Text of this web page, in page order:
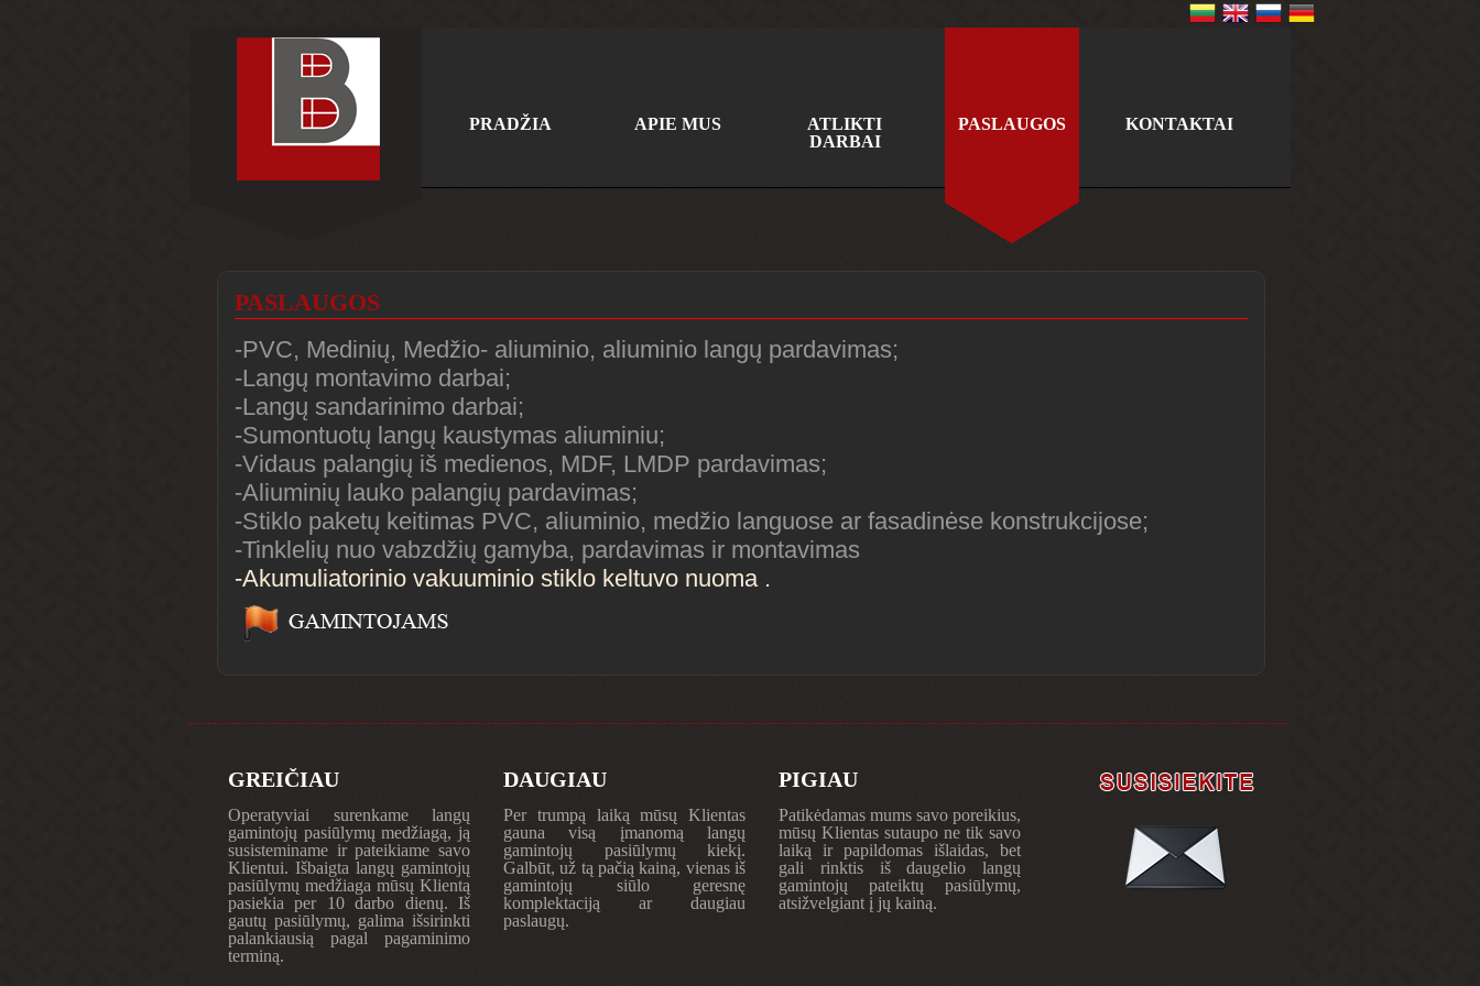
PRADŽIA APIE MUS
ATLIKTI
DARBAI
PASLAUGOS KONTAKTAI
PASLAUGOS
-PVC, Medinių, Medžio- aliuminio, aliuminio langų pardavimas;
-Langų montavimo darbai;
-Langų sandarinimo darbai;
-Sumontuotų langų kaustymas aliuminiu;
-Vidaus palangių iš medienos, MDF, LMDP pardavimas;
-Aliuminių lauko palangių pardavimas;
-Stiklo paketų keitimas PVC, aliuminio, medžio languose ar fasadinėse konstrukcijose;
-Tinklelių nuo vabzdžių gamyba, pardavimas ir montavimas
-Akumuliatorinio vakuuminio stiklo keltuvo nuoma .
GREIČIAU
Operatyviai surenkame langų
gamintojų pasiūlymų medžiagą, ją
susisteminame ir pateikiame savo
Klientui. Išbaigta langų gamintojų
pasiūlymų medžiaga mūsų Klientą
pasiekia per 10 darbo dienų. Iš
gautų pasiūlymų, galima išsirinkti
palankiausią pagal pagaminimo
terminą.
DAUGIAU
Per trumpą laiką mūsų Klientas
gauna visą įmanomą langų
gamintojų pasiūlymų kiekį.
Galbūt, už tą pačią kainą, vienas iš
gamintojų siūlo geresnę
komplektaciją ar daugiau
paslaugų.
PIGIAU
Patikėdamas mums savo poreikius,
mūsų Klientas sutaupo ne tik savo
laiką ir papildomas išlaidas, bet
gali rinktis iš daugelio langų
gamintojų pateiktų pasiūlymų,
atsižvelgiant į jų kainą.